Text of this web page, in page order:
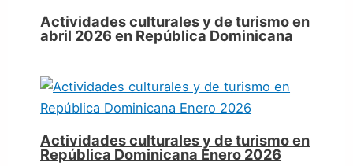
Actividades culturales y de turismo en
abril 2026 en República Dominicana
Actividades culturales y de turismo en
República Dominicana Enero 2026